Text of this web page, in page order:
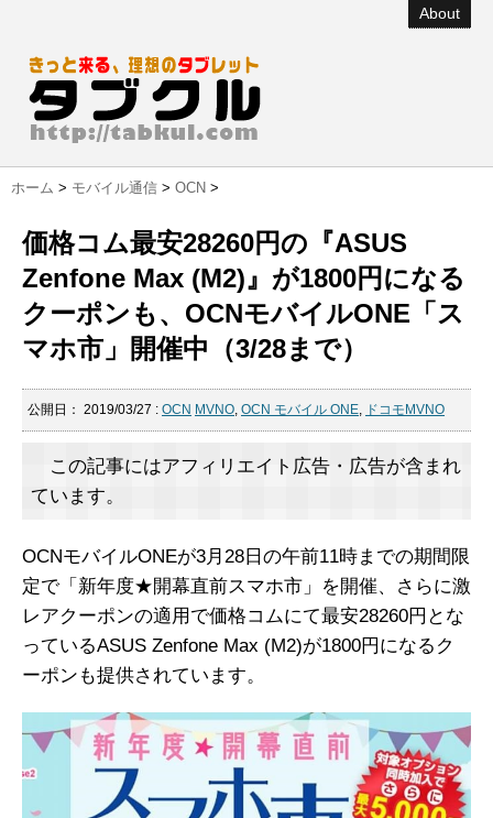
About
ホーム > モバイル通信 > OCN >
価格コム最安28260円の『ASUS
Zenfone Max (M2)』が1800円になる
クーポンも、OCNモバイルONE「ス
マホ市」開催中（3/28まで）
公開日： 2019/03/27 : OCN MVNO, OCN モバイル ONE, ドコモMVNO
この記事にはアフィリエイト広告・広告が含まれ
ています。
OCNモバイルONEが3月28日の午前11時までの期間限
定で「新年度★開幕直前スマホ市」を開催、さらに激
レアクーポンの適用で価格コムにて最安28260円とな
っているASUS Zenfone Max (M2)が1800円になるク
ーポンも提供されています。